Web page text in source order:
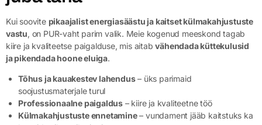
Kui soovite pikaajalist energiasäästu ja kaitset külmakahjustuste
vastu, on PUR-vaht parim valik. Meie kogenud meeskond tagab
kiire ja kvaliteetse paigalduse, mis aitabvähendada küttekulusid
ja pikendada hoone eluiga.
Tõhus ja kauakestev lahendus– üks parimaid
soojustusmaterjale turul
Professionaalne paigaldus – kiire ja kvaliteetne töö
Külmakahjustuste ennetamine– vundament jääb kaitstuks ka